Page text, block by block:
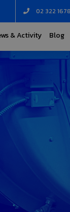
02 322 1678
& Activity Blog